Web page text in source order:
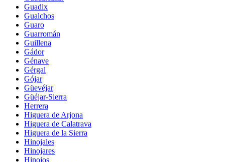
Guadix
Gualchos
Guaro
Guarromán
Guillena
Gádor
Génave
Gérgal
Gójar
Güevéjar
Güéjar-Sierra
Herrera
Higuera de Arjona
Higuera de Calatrava
Higuera de la Sierra
Hinojales
Hinojares
Hinojos